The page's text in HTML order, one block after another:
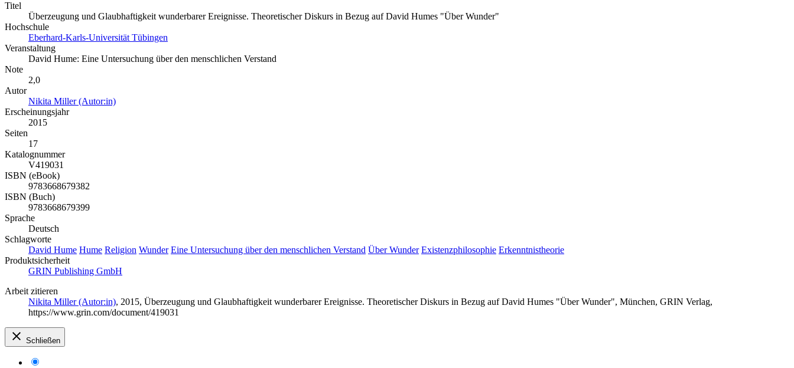
Titel
Überzeugung und Glaubhaftigkeit wunderbarer Ereignisse. Theoretischer Diskurs in Bezug auf David Humes "Über Wunder"
Hochschule
Eberhard-Karls-Universität Tübingen
Veranstaltung
David Hume: Eine Untersuchung über den menschlichen Verstand
Note
2,0
Autor
Nikita Miller (Autor:in)
Erscheinungsjahr
2015
Seiten
17
Katalognummer
V419031
ISBN (eBook)
9783668679382
ISBN (Buch)
9783668679399
Sprache
Deutsch
Schlagworte
David Hume Hume Religion Wunder Eine Untersuchung über den menschlichen Verstand Über Wunder Existenzphilosophie Erkenntnistheorie
Produktsicherheit
GRIN Publishing GmbH
Arbeit zitieren
Nikita Miller (Autor:in), 2015, Überzeugung und Glaubhaftigkeit wunderbarer Ereignisse. Theoretischer Diskurs in Bezug auf David Humes "Über Wunder", München, GRIN Verlag,
https://www.grin.com/document/419031
Schließen